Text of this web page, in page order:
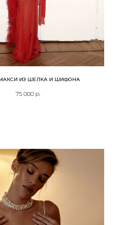
ИЗ ШЕЛКА И ШИФОНА
75 000 р.